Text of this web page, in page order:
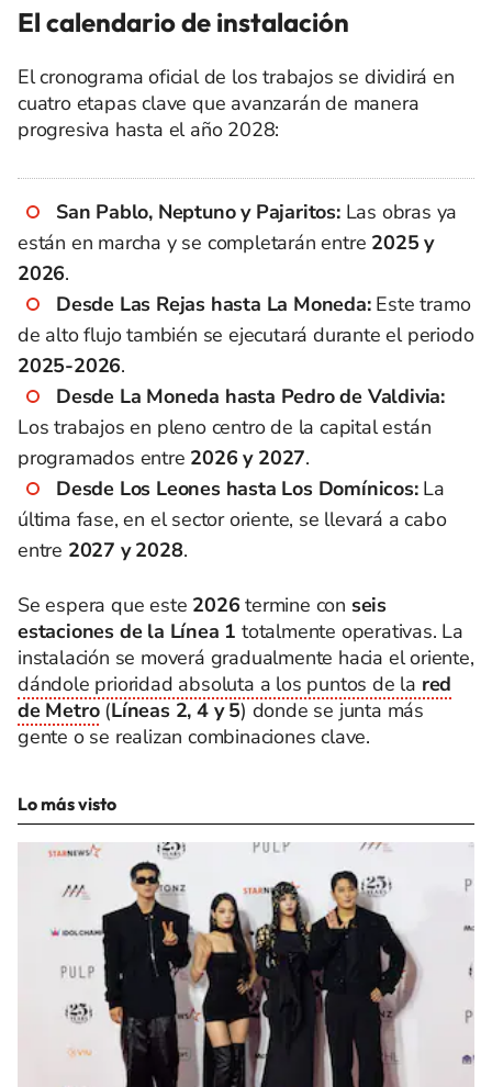
El calendario de instalación
El cronograma oficial de los trabajos se dividirá en
cuatro etapas clave que avanzarán de manera
progresiva hasta el año 2028:
San Pablo, Neptuno y Pajaritos:Las obras ya
están en marcha y se completarán entre 2025 y
2026.
Desde Las Rejas hasta La Moneda:Este tramo
de alto flujo también se ejecutará durante el periodo
2025-2026.
Desde La Moneda hasta Pedro de Valdivia:
Los trabajos en pleno centro de la capital están
programados entre 2026 y 2027.
Desde Los Leones hasta Los Domínicos:La
última fase, en el sector oriente, se llevará a cabo
entre 2027 y 2028.
Se espera que este 2026 termine con seis
estaciones de la Línea 1 totalmente operativas. La
instalación se moverá gradualmente hacia el oriente,
dándole prioridad absoluta a los puntos de la red
de Metro(Líneas 2, 4 y 5) donde se junta más
gente o se realizan combinaciones clave.
Lo más visto